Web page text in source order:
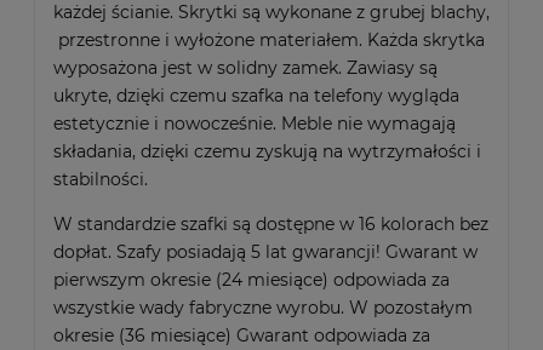
każdej ścianie. Skrytki są wykonane z grubej blachy,
przestronne i wyłożone materiałem. Każda skrytka
wyposażona jest w solidny zamek. Zawiasy są
ukryte, dzięki czemu szafka na telefony wygląda
estetycznie i nowocześnie. Meble nie wymagają
składania, dzięki czemu zyskują na wytrzymałości i
stabilności.
W standardzie szafki są dostępne w 16 kolorach bez
dopłat. Szafy posiadają 5 lat gwarancji! Gwarant w
pierwszym okresie (24 miesiące) odpowiada za
wszystkie wady fabryczne wyrobu. W pozostałym
okresie (36 miesiące) Gwarant odpowiada za